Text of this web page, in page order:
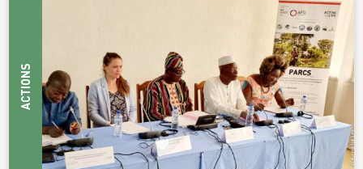
ACTIONS